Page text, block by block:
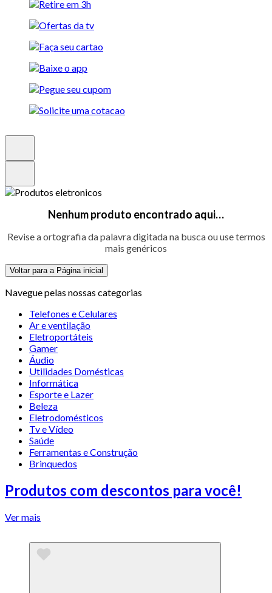
Nenhum produto encontrado aqui…
Revise a ortografia da palavra digitada na busca ou use termos
mais genéricos
Voltar para a Página inicial
Navegue pelas nossas categorias
Telefones e Celulares
Ar e ventilação
Eletroportáteis
Gamer
Áudio
Utilidades Domésticas
Informática
Esporte e Lazer
Beleza
Eletrodomésticos
Tv e Vídeo
Saúde
Ferramentas e Construção
Brinquedos
Produtos com descontos para você!
Ver mais